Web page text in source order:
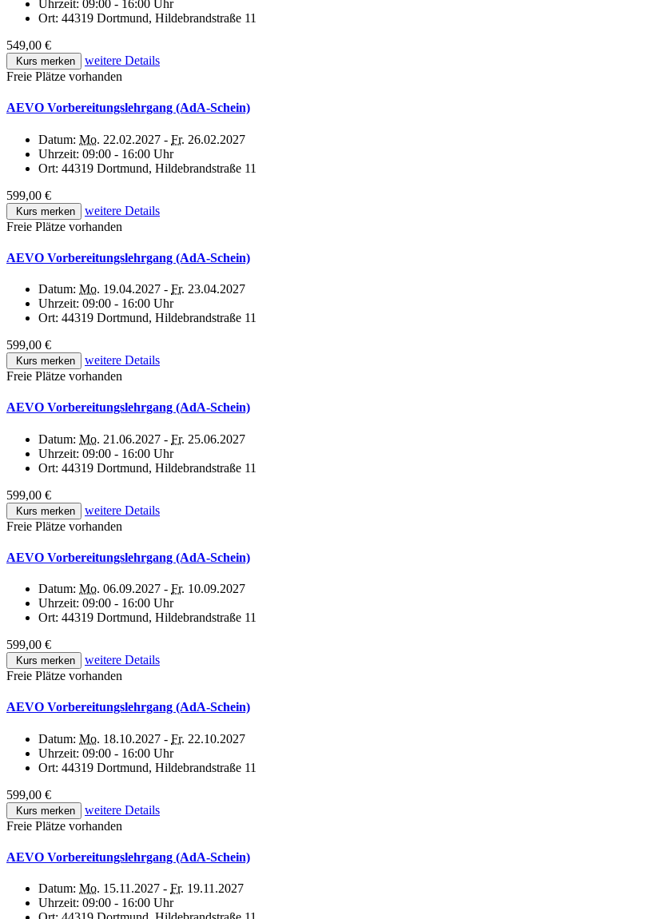
Uhrzeit: 09:00 - 16:00 Uhr
Ort: 44319 Dortmund, Hildebrandstraße 11
549,00 €
Kurs merken
weitere Details
Freie Plätze vorhanden
AEVO Vorbereitungslehrgang (AdA-Schein)
Datum: Mo. 22.02.2027 - Fr. 26.02.2027
Uhrzeit: 09:00 - 16:00 Uhr
Ort: 44319 Dortmund, Hildebrandstraße 11
599,00 €
Kurs merken
weitere Details
Freie Plätze vorhanden
AEVO Vorbereitungslehrgang (AdA-Schein)
Datum: Mo. 19.04.2027 - Fr. 23.04.2027
Uhrzeit: 09:00 - 16:00 Uhr
Ort: 44319 Dortmund, Hildebrandstraße 11
599,00 €
Kurs merken
weitere Details
Freie Plätze vorhanden
AEVO Vorbereitungslehrgang (AdA-Schein)
Datum: Mo. 21.06.2027 - Fr. 25.06.2027
Uhrzeit: 09:00 - 16:00 Uhr
Ort: 44319 Dortmund, Hildebrandstraße 11
599,00 €
Kurs merken
weitere Details
Freie Plätze vorhanden
AEVO Vorbereitungslehrgang (AdA-Schein)
Datum: Mo. 06.09.2027 - Fr. 10.09.2027
Uhrzeit: 09:00 - 16:00 Uhr
Ort: 44319 Dortmund, Hildebrandstraße 11
599,00 €
Kurs merken
weitere Details
Freie Plätze vorhanden
AEVO Vorbereitungslehrgang (AdA-Schein)
Datum: Mo. 18.10.2027 - Fr. 22.10.2027
Uhrzeit: 09:00 - 16:00 Uhr
Ort: 44319 Dortmund, Hildebrandstraße 11
599,00 €
Kurs merken
weitere Details
Freie Plätze vorhanden
AEVO Vorbereitungslehrgang (AdA-Schein)
Datum: Mo. 15.11.2027 - Fr. 19.11.2027
Uhrzeit: 09:00 - 16:00 Uhr